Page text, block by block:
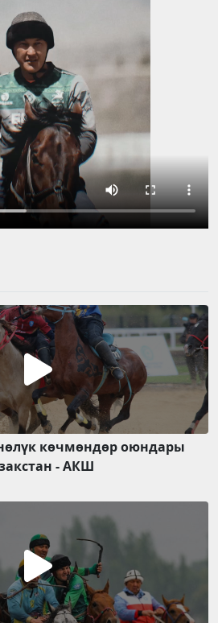
көчмөндөр оюндары
- АКШ